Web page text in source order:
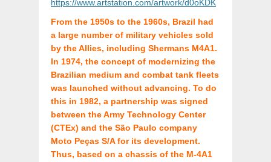
https://www.artstation.com/artwork/d0oKDK
From the 1950s to the 1960s, Brazil had
a large number of military vehicles sold
by the Allies, including Shermans M4A1.
In 1974, the concept of modernizing the
Brazilian medium and combat tank fleets
was launched without advancing. To do
this in 1982, a partnership was signed
between the Army Technology Center
(CTEx) and the São Paulo company
Moto Peças S/A for its development.
Thus, based on a chassis of the M-4A1